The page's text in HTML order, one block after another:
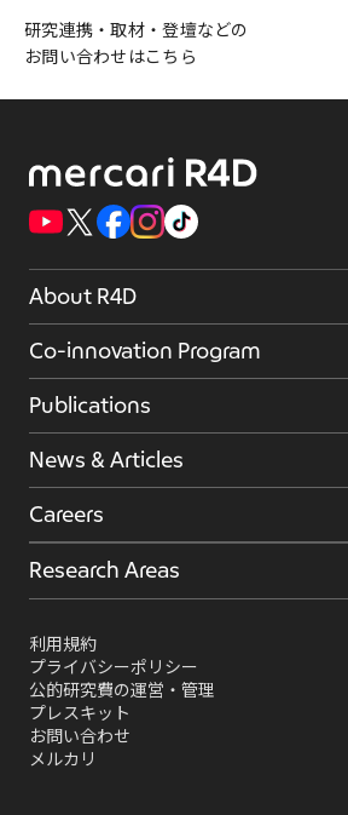
研究連携・取材・登壇などの
お問い合わせはこちら
About R4D
Co-innovation Program
Publications
News & Articles
Careers
Research Areas
利用規約
プライバシーポリシー
公的研究費の運営・管理
プレスキット
お問い合わせ
メルカリ